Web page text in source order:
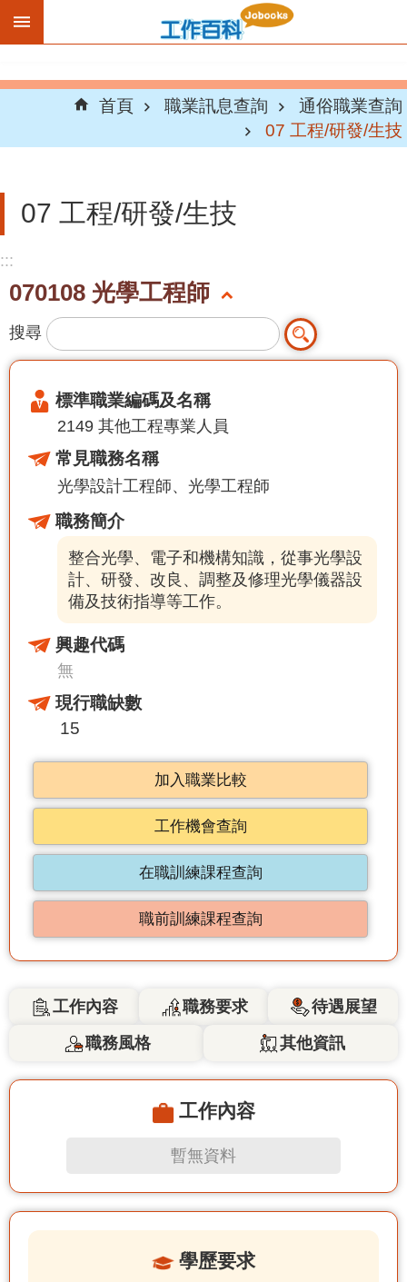
跳到主要內容區塊
首頁 職業訊息查詢
通俗職業查詢
07 工程/研發/生技
07 工程/研發/生技
:::
070108 光學工程師
搜尋
標準職業編碼及名稱
2149 其他工程專業人員
常見職務名稱
光學設計工程師 光學工程師
職務簡介
整合光學、電子和機構知識，從事光學設
計、研發、改良、調整及修理光學儀器設
備及技術指導等工作。
興趣代碼
無
現行職缺數
15
加入職業比較
工作機會查詢
在職訓練課程查詢
職前訓練課程查詢
工作內容 職務要求
待遇展望
職務風格
其他資訊
工作內容
暫無資料
學歷要求